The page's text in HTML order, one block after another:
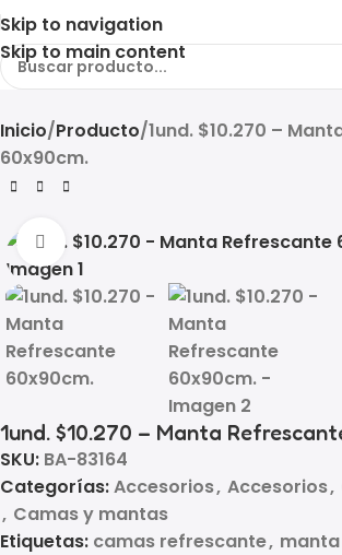
Skip to navigation
Skip to main content
Inicio Producto 1und. $10.270 –
60x90cm.
Click to enlarge
1und. $10.270 – Manta
SKU: BA-83164
Categorías:Accesorios, Accesorios,
, Camas y mantas
Etiquetas: camas refrescante,